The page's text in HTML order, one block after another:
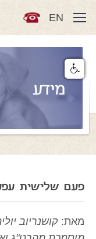
EN
מידע
פעם שלישית
מאת: